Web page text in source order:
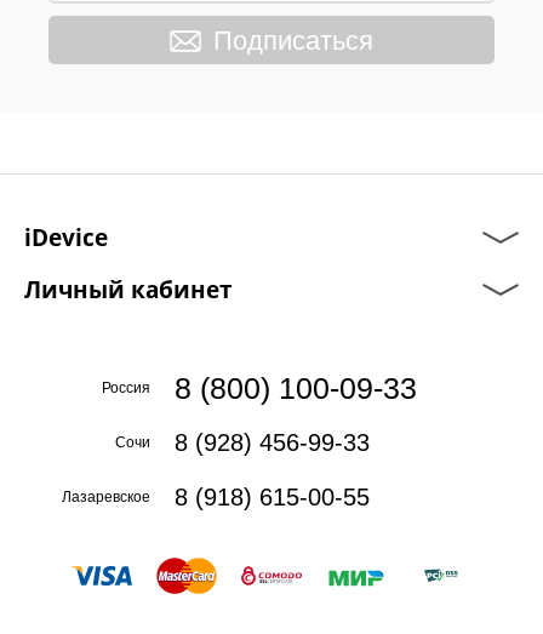
Подписаться
iDevice
Личный кабинет
Россия 8 (800) 100-09-33
Сочи 8 (928) 456-99-33
Лазаревское 8 (918) 615-00-55